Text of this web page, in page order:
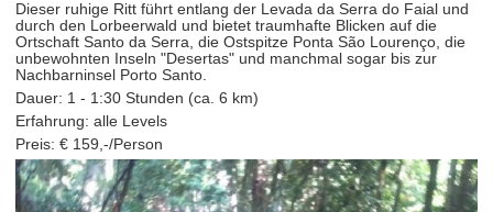
Dieser ruhige Ritt führt entlang der Levada da Serra do Faial und
durch den Lorbeerwald und bietet traumhafte Blicken auf die
Ortschaft Santo da Serra, die Ostspitze Ponta São Lourenço, die
unbewohnten Inseln "Desertas" und manchmal sogar bis zur
Nachbarninsel Porto Santo.
Dauer: 1 - 1:30 Stunden (ca. 6 km)
Erfahrung: alle Levels
Preis: € 159,-/Person